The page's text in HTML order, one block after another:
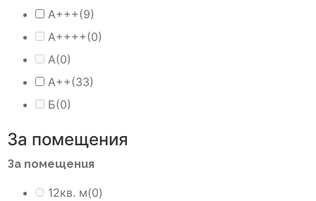
A+++(9)
A++++(0)
А(0)
А++(33)
Б(0)
За помещения
За помещения
12кв. м(0)